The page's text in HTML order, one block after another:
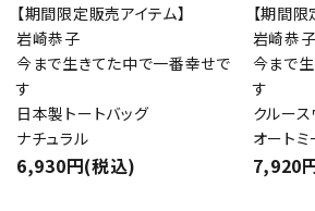
【期間限定販売アイテム】
岩崎恭子
今まで生きてた中で一番幸せで
す
日本製トートバッグ
ナチュラル
6,930円(税込)
【期間限
岩崎恭子
今まで
す
クルース
オート
7,920